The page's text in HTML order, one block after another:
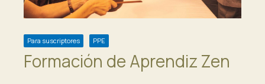
Para suscriptores PPE
Formación de Aprendiz Zen